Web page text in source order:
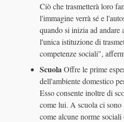
Ciò che trasmetterà loro
l'immagine verrà sé e
quando si inizia ad andare
l'unica istituzione di
competenze sociali",
ScuolaOffre le prime
dell'ambiente domestico
Esso consente inoltre di
come lui. A scuola ci sono
come alcune norme